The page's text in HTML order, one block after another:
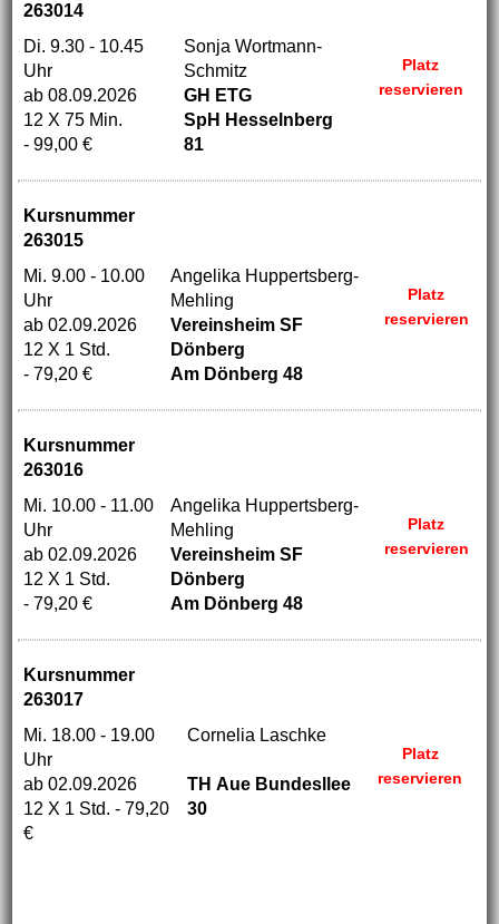
263014
Di. 9.30 - 10.45
Uhr
ab 08.09.2026
12 X 75 Min.
- 99,00 €
Sonja Wortmann-
Schmitz
GH ETG
SpH Hesselnberg
81
Platz
reservieren
Kursnummer
263015
Mi. 9.00 - 10.00
Uhr
ab 02.09.2026
12 X 1 Std.
- 79,20 €
Angelika Huppertsberg-
Mehling
Vereinsheim SF
Dönberg
Am Dönberg 48
Platz
reservieren
Kursnummer
263016
Mi. 10.00 - 11.00
Uhr
ab 02.09.2026
12 X 1 Std.
- 79,20 €
Angelika Huppertsberg-
Mehling
Vereinsheim SF
Dönberg
Am Dönberg 48
Platz
reservieren
Kursnummer
263017
Mi. 18.00 - 19.00
Uhr
ab 02.09.2026
12 X 1 Std. - 79,20
€
Cornelia Laschke
TH Aue Bundesllee
30
Platz
reservieren